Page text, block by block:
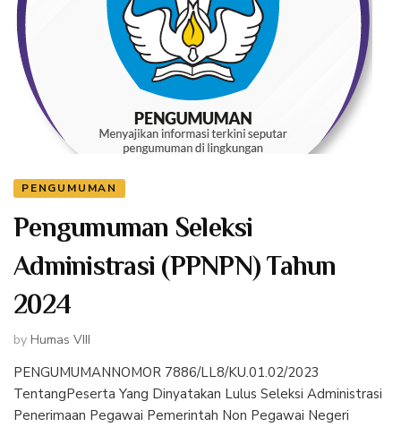
PENGUMUMAN
Pengumuman Seleksi
Administrasi (PPNPN) Tahun
2024
by Humas VIII
PENGUMUMANNOMOR 7886/LL8/KU.01.02/2023
TentangPeserta Yang Dinyatakan Lulus Seleksi Administrasi
Penerimaan Pegawai Pemerintah Non Pegawai Negeri